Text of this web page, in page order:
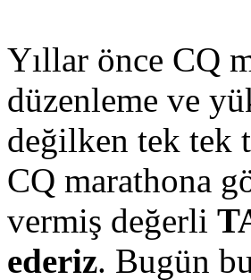
Yıllar önce CQ
düzenleme ve
değilken tek tek
CQ marathona
vermiş değerli
ederiz. Bugün